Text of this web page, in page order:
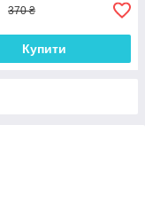
370 ₴
Купити